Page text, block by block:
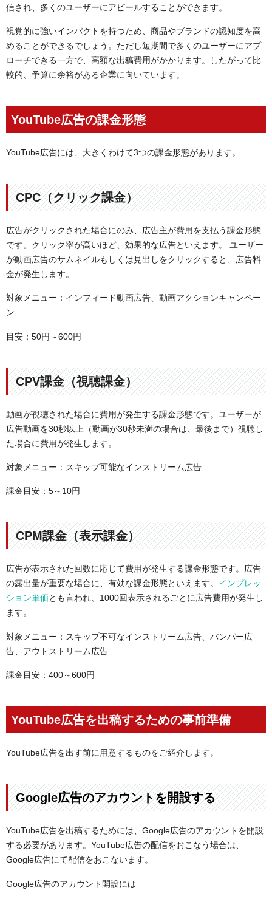
信され、多くのユーザーにアピールすることができます。
視覚的に強いインパクトを持つため、商品やブランドの認知度を高
めることができるでしょう。ただし短期間で多くのユーザーにアプ
ローチできる一方で、高額な出稿費用がかかります。したがって比
較的、予算に余裕がある企業に向いています。
YouTube広告の課金形態
YouTube広告には、大きくわけて3つの課金形態があります。
CPC（クリック課金）
広告がクリックされた場合にのみ、広告主が費用を支払う課金形態
です。クリック率が高いほど、効果的な広告といえます。 ユーザー
が動画広告のサムネイルもしくは見出しをクリックすると、広告料
金が発生します。
対象メニュー：インフィード動画広告、動画アクションキャンペー
ン
目安：50円～600円
CPV課金（視聴課金）
動画が視聴された場合に費用が発生する課金形態です。ユーザーが
広告動画を30秒以上（動画が30秒未満の場合は、最後まで）視聴し
た場合に費用が発生します。
対象メニュー：スキップ可能なインストリーム広告
課金目安：5～10円
CPM課金（表示課金）
広告が表示された回数に応じて費用が発生する課金形態です。広告
の露出量が重要な場合に、有効な課金形態といえます。 インプレッ
ション単価とも言われ、1000回表示されるごとに広告費用が発生し
ます。
対象メニュー：スキップ不可なインストリーム広告、バンパー広
告、アウトストリーム広告
課金目安：400～600円
YouTube広告を出稿するための事前準備
YouTube広告を出す前に用意するものをご紹介します。
Google広告のアカウントを開設する
YouTube広告を出稿するためには、Google広告のアカウントを開設
する必要があります。YouTube広告の配信をおこなう場合は、
Google広告にて配信をおこないます。
Google広告のアカウント開設には